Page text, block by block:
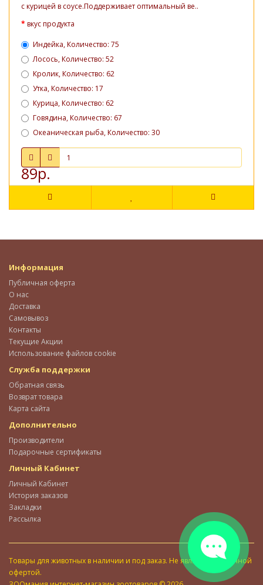
с курицей в соусе.Поддерживает оптимальный ве..
вкус продукта
Индейка, Количество: 75
Лосось, Количество: 52
Кролик, Количество: 62
Утка, Количество: 17
Курица, Количество: 62
Говядина, Количество: 67
Океаническая рыба, Количество: 30
89р.
Информация
Публичная оферта
О нас
Доставка
Самовывоз
Контакты
Текущие Акции
Использование файлов cookie
Служба поддержки
Обратная связь
Возврат товара
Карта сайта
Дополнительно
Производители
Подарочные сертификаты
Личный Кабинет
Личный Кабинет
История заказов
Закладки
Рассылка
Товары для животных в наличии и под заказ. Не является публичной
офертой.